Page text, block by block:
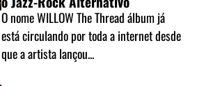
O nome WILLOW The Thread álbum já
está circulando por toda a internet desde
que a artista lançou...